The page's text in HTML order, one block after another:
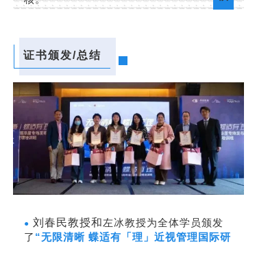
证书颁发/总结
● 刘春民教授和左冰教授为全体学员颁发
了 “无限清晰 蝶适有「理」近视管理国际研